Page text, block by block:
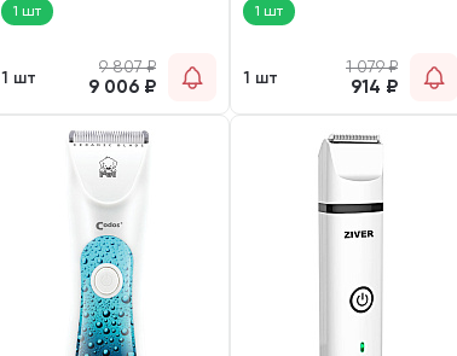
1 шт
1 шт
9 807₽
9 006 ₽
1 шт
1 шт
1 079₽
914 ₽